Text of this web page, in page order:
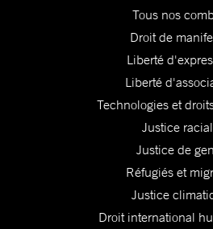
Tous nos
Droit de
Liberté
Liberté
Technologies et
Justice
Justice de
Réfugiés et
Justice
Droit international